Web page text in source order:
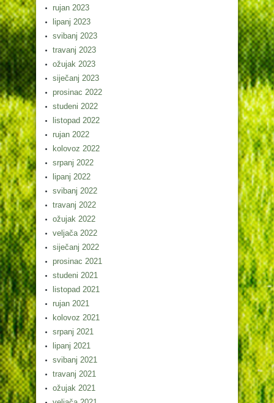
rujan 2023
lipanj 2023
svibanj 2023
travanj 2023
ožujak 2023
siječanj 2023
prosinac 2022
studeni 2022
listopad 2022
rujan 2022
kolovoz 2022
srpanj 2022
lipanj 2022
svibanj 2022
travanj 2022
ožujak 2022
veljača 2022
siječanj 2022
prosinac 2021
studeni 2021
listopad 2021
rujan 2021
kolovoz 2021
srpanj 2021
lipanj 2021
svibanj 2021
travanj 2021
ožujak 2021